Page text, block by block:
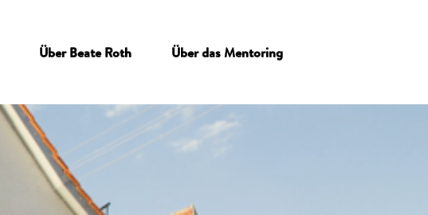
Über Beate Roth Über das Mentoring